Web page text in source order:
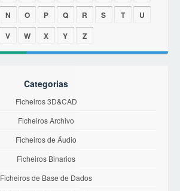
N O P Q R S T
U
V
W X Y Z
Categorias
Ficheiros 3D&CAD
Ficheiros Archivo
Ficheiros de Áudio
Ficheiros Binarios
Ficheiros de Base de Dados